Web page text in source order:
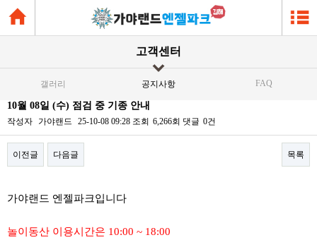
고객센터
갤러리 공지사항 FAQ
10월 08일 (수) 점검 중 기종 안내
작성자 가야랜드 25-10-08 09:28 조회 6,266회 댓글 0건
이전글 다음글 목록
가야랜드 엔젤파크입니다
놀이동산 이용시간은 10:00 ~ 18:00